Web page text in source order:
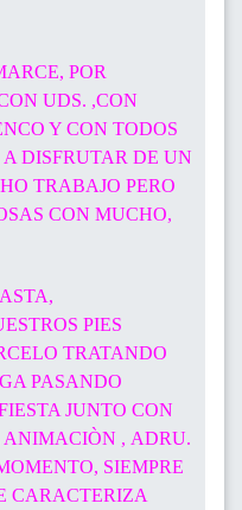
POR
UDS. ,CON
Y CON TODOS
DISFRUTAR DE UN
TRABAJO PERO
CON MUCHO,
PIES
TRATANDO
PASANDO
JUNTO CON
ANIMACIÒN , ADRU.
SIEMPRE
CARACTERIZA